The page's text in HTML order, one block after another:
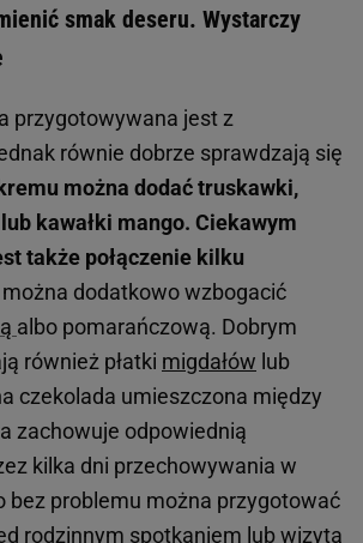
smak deseru. Wystarczy
przygotowywana jest z
równie dobrze sprawdzają się
można dodać truskawki,
kawałki mango. Ciekawym
także połączenie kilku
dodatkowo wzbogacić
albo pomarańczową. Dobrym
również płatki migdałów lub
czekolada umieszczona między
zachowuje odpowiednią
kilka dni przechowywania w
bez problemu można przygotować
rodzinnym spotkaniem lub wizytą